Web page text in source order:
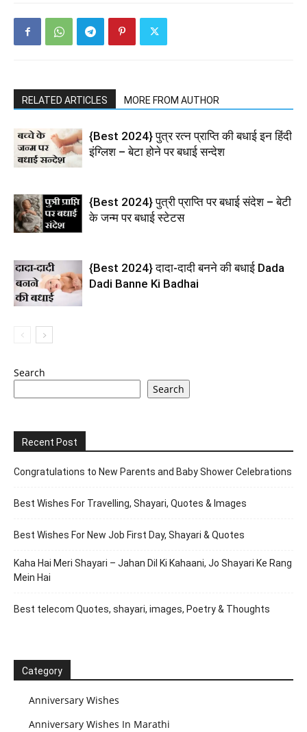
RELATED ARTICLES MORE FROM AUTHOR
{Best 2024} पुत्र रत्न प्राप्ति की बधाई इन हिंदी
इंग्लिश – बेटा होने पर बधाई सन्देश
{Best 2024} पुत्री प्राप्ति पर बधाई संदेश – बेटी
के जन्म पर बधाई स्टेटस
{Best 2024} दादा-दादी बनने की बधाई Dada
Dadi Banne Ki Badhai
Search
Search
Recent Post
Congratulations to New Parents and Baby Shower Celebrations
Best Wishes For Travelling, Shayari, Quotes & Images
Best Wishes For New Job First Day, Shayari & Quotes
Kaha Hai Meri Shayari – Jahan Dil Ki Kahaani, Jo Shayari Ke Rang
Mein Hai
Best telecom Quotes, shayari, images, Poetry & Thoughts
Category
Anniversary Wishes
Anniversary Wishes In Marathi